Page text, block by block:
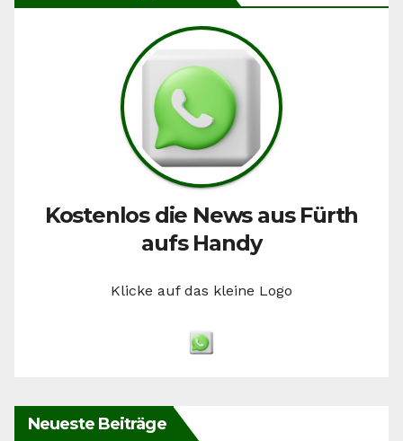
Kostenlos die News aus Fürth
aufs Handy
Klicke auf das kleine Logo
Neueste Beiträge